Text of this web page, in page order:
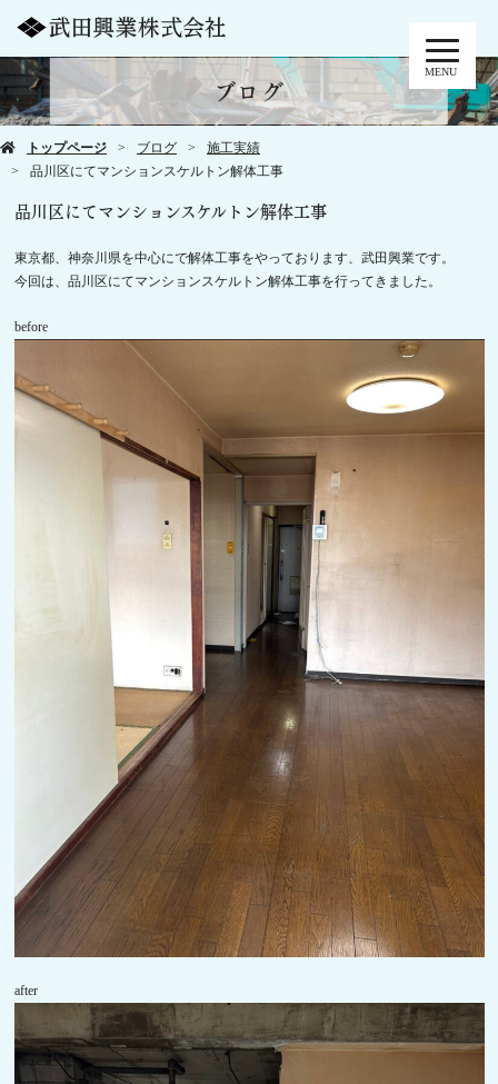
MENU
ブログ
トップページ ブログ
施工実績
品川区にてマンションスケルトン解体工事
品川区にてマンションスケルトン解体工事
東京都、神奈川県を中心にで解体工事をやっております、武田興業です。
今回は、品川区にてマンションスケルトン解体工事を行ってきました。
before
after